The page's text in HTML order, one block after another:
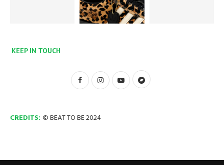
KEEP IN TOUCH
CREDITS: © BEAT TO BE 2024